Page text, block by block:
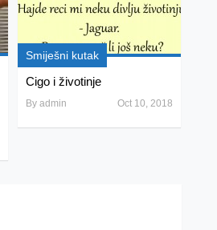
Smiješni kutak
Cigo i životinje
By admin Oct 10, 2018